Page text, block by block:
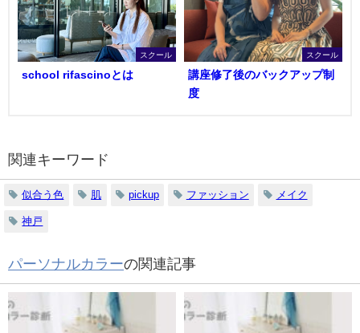
スクール
school rifascinoとは
スクール
講座修了後のバックアップ制
度
関連キーワード
似合う色 肌 pickup ファッション メイク
神戸
パーソナルカラーの関連記事